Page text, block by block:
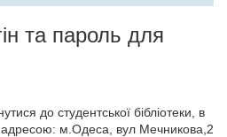
та пароль для
до студентської бібліотеки, в
адресою: м.Одеса, вул Мечникова,2